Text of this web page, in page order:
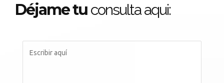
Déjame tu consulta aqui: